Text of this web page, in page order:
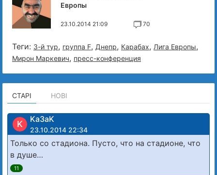
Европы
23.10.2014 21:09 70
Теги: 3-й тур, группа F, Днепр, Карабах, Лига Европы,
Мирон Маркевич, пресс-конференция
СТАРІ НОВІ
K Ka3aK
23.10.2014 22:34
Только со стадиона. Пусто, что на стадионе, что
в душе…
11